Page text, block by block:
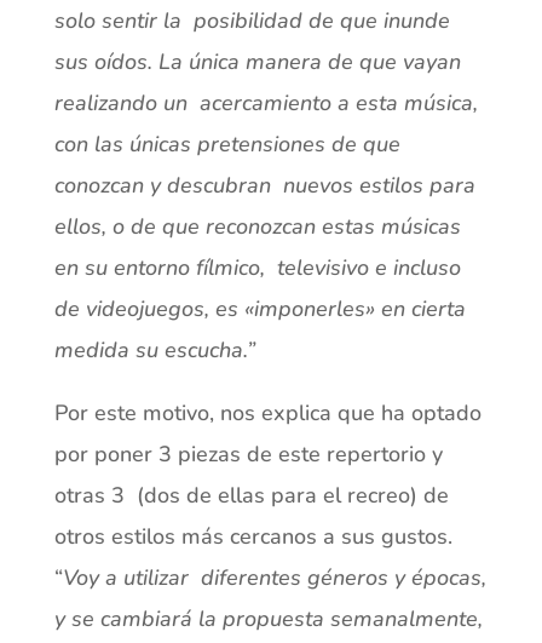
solo sentir la posibilidad de que inunde
sus oídos. La única manera de que vayan
realizando un acercamiento a esta música,
con las únicas pretensiones de que
conozcan y descubran nuevos estilos para
ellos, o de que reconozcan estas músicas
en su entorno fílmico, televisivo e incluso
de videojuegos, es «imponerles» en cierta
medida su escucha.”
Por este motivo, nos explica que ha optado
por poner 3 piezas de este repertorio y
otras 3 (dos de ellas para el recreo) de
otros estilos más cercanos a sus gustos.
“Voy a utilizar diferentes géneros y épocas,
y se cambiará la propuesta semanalmente,